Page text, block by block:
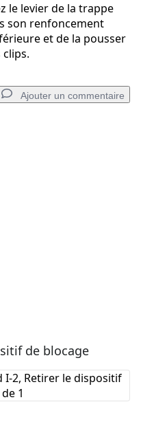
le levier de la trappe
son renfoncement
et de la pousser
Ajouter un commentaire
de blocage